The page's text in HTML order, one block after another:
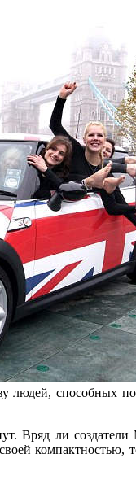
людей, способных
Вряд ли
компактностью,